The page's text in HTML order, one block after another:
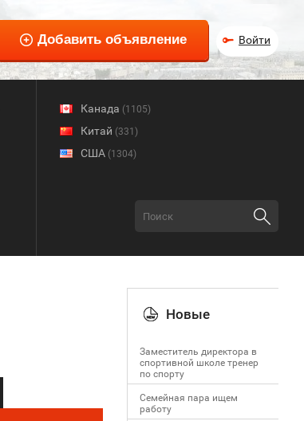
Войти
Канада (1105)
Китай (331)
США (1304)
Новые
Заместитель директора в
спортивной школе тренер
по спорту
Семейная пара ищем
работу